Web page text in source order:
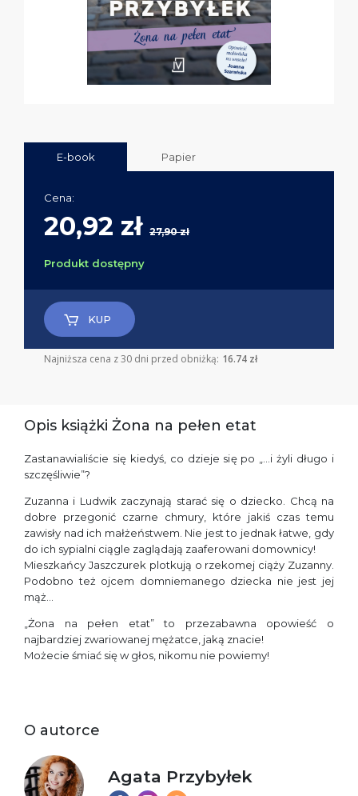
E-book Papier
Cena:
20,92 zł 27,90 zł
Produkt dostępny
KUP
Najniższa cena z 30 dni przed obniżką: 16.74 zł
Opis książki Żona na pełen etat
Zastanawialiście się kiedyś, co dzieje się po „…i żyli długo i
szczęśliwie”?
Zuzanna i Ludwik zaczynają starać się o dziecko. Chcą na
dobre przegonić czarne chmury, które jakiś czas temu
zawisły nad ich małżeństwem. Nie jest to jednak łatwe, gdy
do ich sypialni ciągle zaglądają zaaferowani domownicy!
Mieszkańcy Jaszczurek plotkują o rzekomej ciąży Zuzanny.
Podobno też ojcem domniemanego dziecka nie jest jej
mąż…
„Żona na pełen etat” to przezabawna opowieść o
najbardziej zwariowanej mężatce, jaką znacie!
Możecie śmiać się w głos, nikomu nie powiemy!
O autorce
Agata Przybyłek